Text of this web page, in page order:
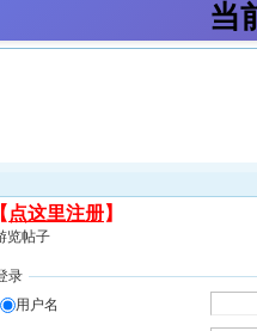
当
【 点这里注册】
览帖子
录
用户名